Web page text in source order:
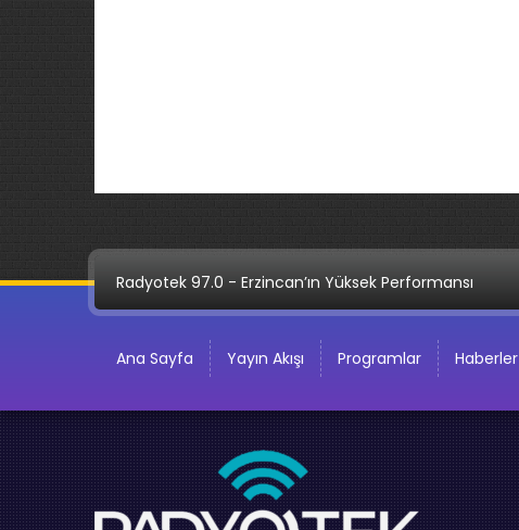
Radyotek 97.0 - Erzincan’ın Yüksek Performansı
Ana Sayfa Yayın Akışı Programlar Haberler